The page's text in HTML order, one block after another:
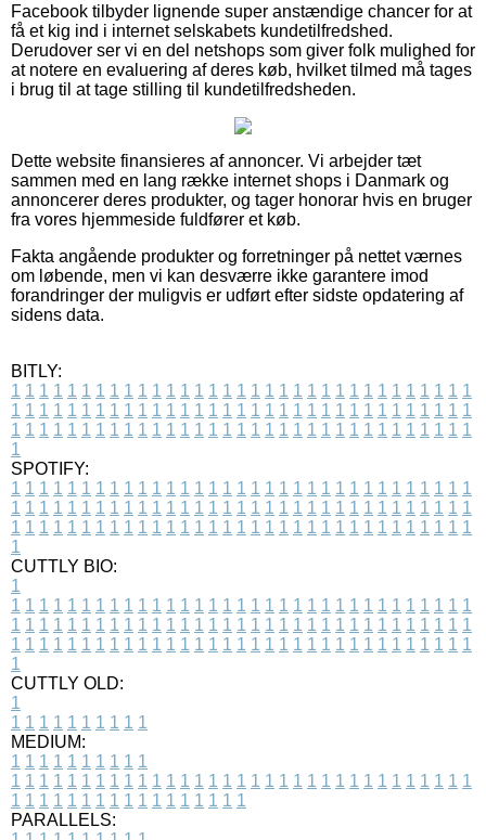
Facebook tilbyder lignende super anstændige chancer for at
få et kig ind i internet selskabets kundetilfredshed.
Derudover ser vi en del netshops som giver folk mulighed for
at notere en evaluering af deres køb, hvilket tilmed må tages
i brug til at tage stilling til kundetilfredsheden.
Dette website finansieres af annoncer. Vi arbejder tæt
sammen med en lang række internet shops i Danmark og
annoncerer deres produkter, og tager honorar hvis en bruger
fra vores hjemmeside fuldfører et køb.
Fakta angående produkter og forretninger på nettet værnes
om løbende, men vi kan desværre ikke garantere imod
forandringer der muligvis er udført efter sidste opdatering af
sidens data.
BITLY:
1 1 1 1 1 1 1 1 1 1 1 1 1 1 1 1 1 1 1 1 1 1 1 1 1 1 1 1 1 1 1 1 1
1 1 1 1 1 1 1 1 1 1 1 1 1 1 1 1 1 1 1 1 1 1 1 1 1 1 1 1 1 1 1 1 1
1 1 1 1 1 1 1 1 1 1 1 1 1 1 1 1 1 1 1 1 1 1 1 1 1 1 1 1 1 1 1 1 1
1
SPOTIFY:
1 1 1 1 1 1 1 1 1 1 1 1 1 1 1 1 1 1 1 1 1 1 1 1 1 1 1 1 1 1 1 1 1
1 1 1 1 1 1 1 1 1 1 1 1 1 1 1 1 1 1 1 1 1 1 1 1 1 1 1 1 1 1 1 1 1
1 1 1 1 1 1 1 1 1 1 1 1 1 1 1 1 1 1 1 1 1 1 1 1 1 1 1 1 1 1 1 1 1
1
CUTTLY BIO:
1
1 1 1 1 1 1 1 1 1 1 1 1 1 1 1 1 1 1 1 1 1 1 1 1 1 1 1 1 1 1 1 1 1
1 1 1 1 1 1 1 1 1 1 1 1 1 1 1 1 1 1 1 1 1 1 1 1 1 1 1 1 1 1 1 1 1
1 1 1 1 1 1 1 1 1 1 1 1 1 1 1 1 1 1 1 1 1 1 1 1 1 1 1 1 1 1 1 1 1
1
CUTTLY OLD:
1
1 1 1 1 1 1 1 1 1 1
MEDIUM:
1 1 1 1 1 1 1 1 1 1
1 1 1 1 1 1 1 1 1 1 1 1 1 1 1 1 1 1 1 1 1 1 1 1 1 1 1 1 1 1 1 1 1
1 1 1 1 1 1 1 1 1 1 1 1 1 1 1 1 1
PARALLELS: